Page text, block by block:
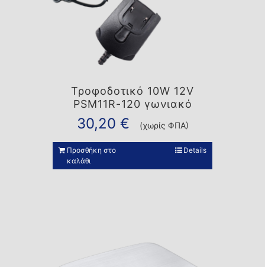
Τροφοδοτικό 10W 12V
PSM11R-120 γωνιακό
30,20 € (χωρίς ΦΠΑ)
Προσθήκη στο
καλάθι
Details